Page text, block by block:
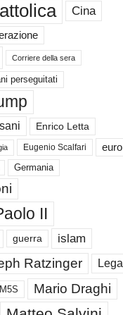
Cina
Corriere della sera
perseguitati
Enrico Letta
Eugenio Scalfari euro
Germania
II
guerra islam
Ratzinger Lega
M5S Mario Draghi